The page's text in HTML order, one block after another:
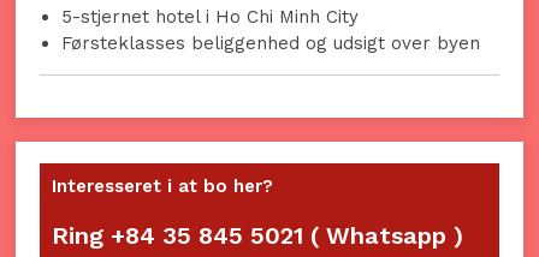
5-stjernet hotel i Ho Chi Minh City
Førsteklasses beliggenhed og udsigt over byen
Interesseret i at bo her?
Ring +84 35 845 5021 ( Whatsapp )